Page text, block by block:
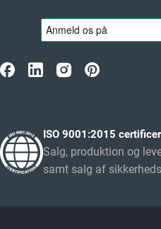
ISO 9001:2015
Salg, produktion og
samt salg af